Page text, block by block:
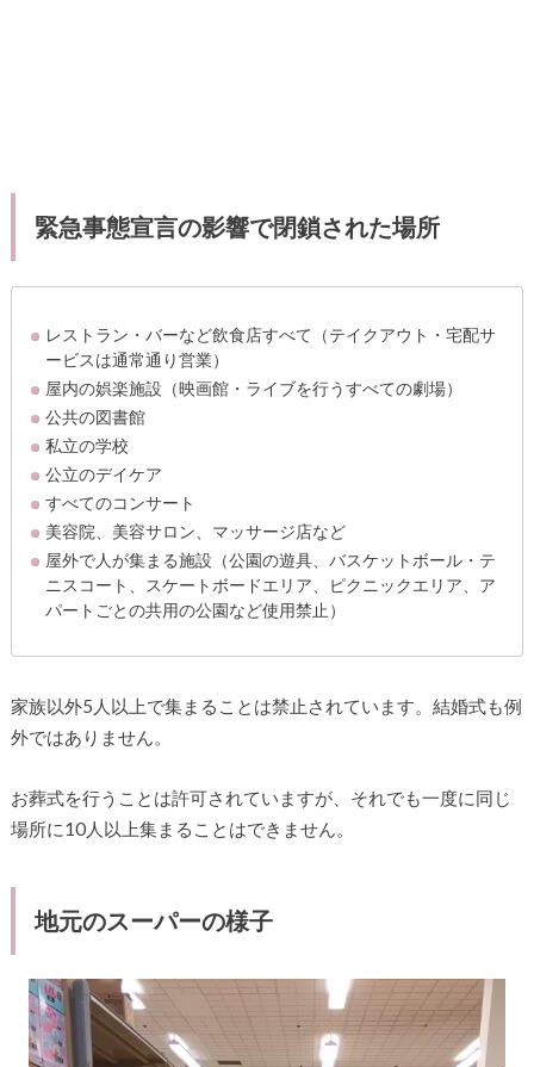
緊急事態宣言の影響で閉鎖された場所
レストラン・バーなど飲食店すべて（テイクアウト・宅配サ
ービスは通常通り営業）
屋内の娯楽施設（映画館・ライブを行うすべての劇場）
公共の図書館
私立の学校
公立のデイケア
すべてのコンサート
美容院、美容サロン、マッサージ店など
屋外で人が集まる施設（公園の遊具、バスケットボール・テ
ニスコート、スケートボードエリア、ピクニックエリア、ア
パートごとの共用の公園など使用禁止）
家族以外5人以上で集まることは禁止されています。結婚式も例
外ではありません。
お葬式を行うことは許可されていますが、それでも一度に同じ
場所に10人以上集まることはできません。
地元のスーパーの様子